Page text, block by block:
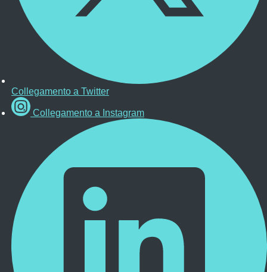
Collegamento a Twitter
Collegamento a Instagram